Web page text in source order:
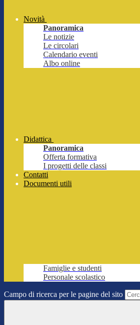
Novità
Panoramica
Le notizie
Le circolari
Calendario eventi
Albo online
Didattica
Panoramica
Offerta formativa
I progetti delle classi
Contatti
Documenti utili
Famiglie e studenti
Personale scolastico
Campo di ricerca per le pagine del sito